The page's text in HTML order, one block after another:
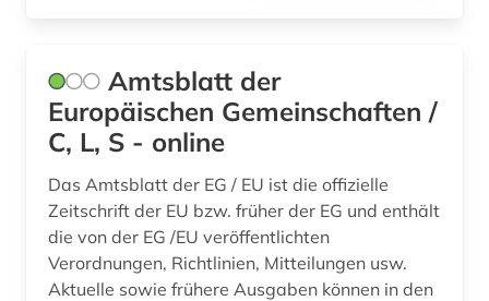
eu-mitgliedsstaaten (1)
eu-recht (1)
europa (12)
europarecht (4)
european case law identifier (1)
Amtsblatt der
Europäischen Gemeinschaften /
C, L, S - online
Das Amtsblatt der EG / EU ist die offizielle
Zeitschrift der EU bzw. früher der EG und enthält
die von der EG /EU veröffentlichten
Verordnungen, Richtlinien, Mitteilungen usw.
Aktuelle sowie frühere Ausgaben können in den